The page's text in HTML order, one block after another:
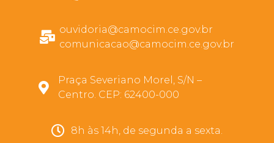
ouvidoria@camocim.ce.gov.br
comunicacao@camocim.ce.gov.br
Praça Severiano Morel, S/N –
Centro. CEP: 62400-000
8h às 14h, de segunda a sexta.